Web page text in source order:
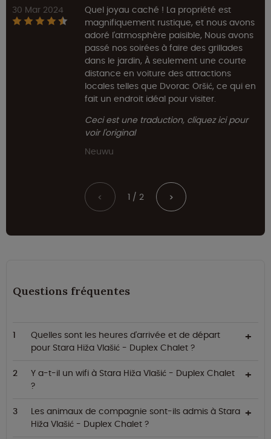
30 Mar 2024
Quel joyau caché ! La propriété est
magnifiquement rustique, et nous avons
adoré l'atmosphère paisible, Nous avons
passé nos soirées à faire des grillades
dans le jardin, À seulement une courte
distance en voiture des attractions
locales telles que Dvorac Oršić, ce qui en
fait un endroit idéal pour visiter.
Ceci est une traduction, cliquez ici pour
voir l'original
Neuwu
< 1 / 2 >
Questions fréquentes
Quelles sont les heures d'arrivée et de départ
pour Stara Hiža Vlašić - Duplex Chalet ?
Y a-t-il un wifi à Stara Hiža Vlašić - Duplex Chalet
?
Les animaux de compagnie sont-ils admis à Stara
Hiža Vlašić - Duplex Chalet ?